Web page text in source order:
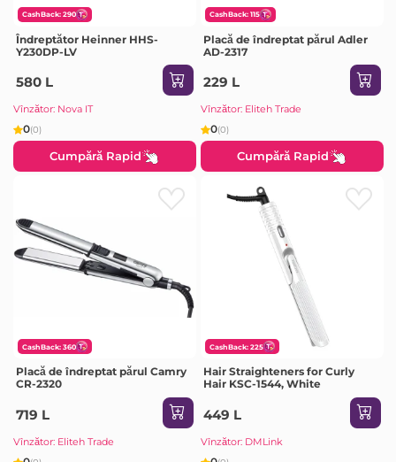
CashBack: 290
Îndreptător Heinner HHS-
Y230DP-LV
580 L
Vînzător: Nova IT
0(0)
Cumpără Rapid
CashBack: 115
Placă de îndreptat părul Adler
AD-2317
229 L
Vînzător: Eliteh Trade
0(0)
Cumpără Rapid
CashBack: 360
Placă de îndreptat părul Camry
CR-2320
719 L
Vînzător: Eliteh Trade
CashBack: 225
Hair Straighteners for Curly
Hair KSC-1544, White
449 L
Vînzător: DMLink